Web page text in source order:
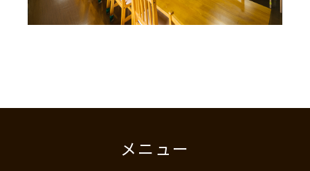
メニュー